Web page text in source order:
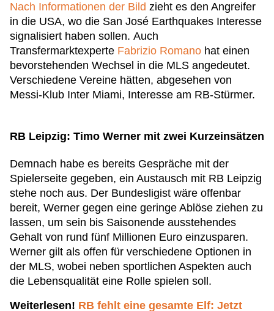
Nach Informationen der Bild zieht es den Angreifer
in die USA, wo die San José Earthquakes Interesse
signalisiert haben sollen. Auch
Transfermarktexperte Fabrizio Romano hat einen
bevorstehenden Wechsel in die MLS angedeutet.
Verschiedene Vereine hätten, abgesehen von
Messi-Klub Inter Miami, Interesse am RB-Stürmer.
RB Leipzig: Timo Werner mit zwei Kurzeinsätzen
Demnach habe es bereits Gespräche mit der
Spielerseite gegeben, ein Austausch mit RB Leipzig
stehe noch aus. Der Bundesligist wäre offenbar
bereit, Werner gegen eine geringe Ablöse ziehen zu
lassen, um sein bis Saisonende ausstehendes
Gehalt von rund fünf Millionen Euro einzusparen.
Werner gilt als offen für verschiedene Optionen in
der MLS, wobei neben sportlichen Aspekten auch
die Lebensqualität eine Rolle spielen soll.
Weiterlesen! RB fehlt eine gesamte Elf: Jetzt